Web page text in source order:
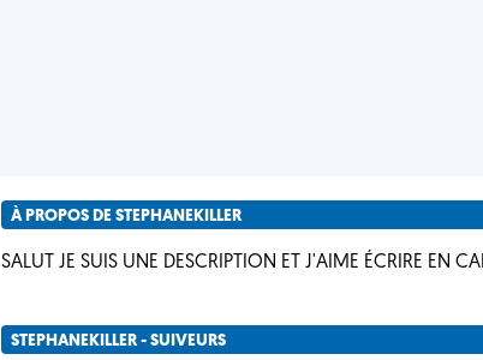
À PROPOS DE STEPHANEKILLER
SALUT JE SUIS UNE DESCRIPTION ET J'AIME ÉCRIRE EN
STEPHANEKILLER - SUIVEURS